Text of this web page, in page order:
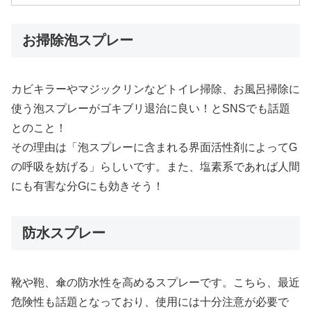
お掃除泡スプレー
カビキラーやマジックリンなどトイレ掃除、お風呂掃除に
使う泡スプレーがゴキブリ退治に良い！とSNSでも話題
とのこと！
その理由は「泡スプレーに含まれる界面活性剤によってG
の呼吸を妨げる」らしいです。また、塩素系であれば人間
にも有害な分Gにも効きそう！
防水スプレー
靴や鞄、傘の防水性を高めるスプレーです。こちら、最近
危険性も話題となっており、使用には十分注意が必要で